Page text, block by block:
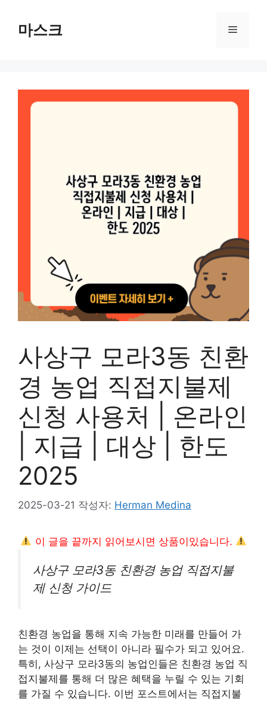
마스크 메
사상구 모라3동 친환
경 농업 직접지불제
신청 사용처 | 온라인
| 지급 | 대상 | 한도
2025
2025-03-21 작성자: Herman Medina
이 글을 끝까지 읽어보시면 상품이있습니다.
사상구 모라3동 친환경 농업 직접지불
제 신청 가이드
친환경 농업을 통해 지속 가능한 미래를 만들어 가
는 것이 이제는 선택이 아니라 필수가 되고 있어요.
특히, 사상구 모라3동의 농업인들은 친환경 농업 직
접지불제를 통해 더 많은 혜택을 누릴 수 있는 기회
를 가질 수 있습니다. 이번 포스트에서는 직접지불